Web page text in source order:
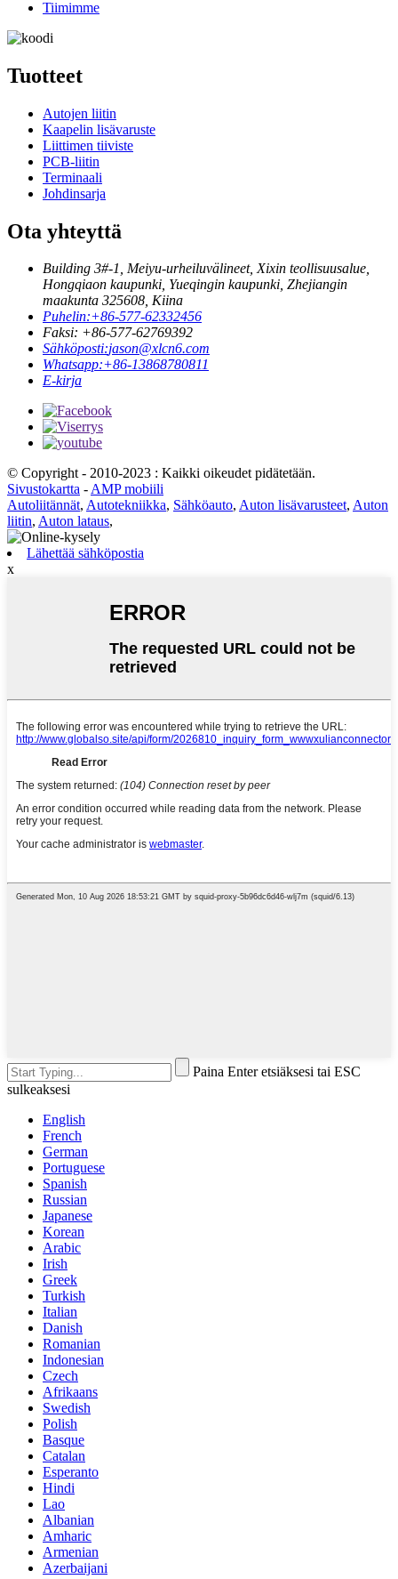
Tiimimme
Tuotteet
Autojen liitin
Kaapelin lisävaruste
Liittimen tiiviste
PCB-liitin
Terminaali
Johdinsarja
Ota yhteyttä
Building 3#-1, Meiyu-urheiluvälineet, Xixin teollisuusalue,
Hongqiaon kaupunki, Yueqingin kaupunki, Zhejiangin
maakunta 325608, Kiina
Puhelin:+86-577-62332456
Faksi: +86-577-62769392
Sähköposti:jason@xlcn6.com
Whatsapp:+86-13868780811
E-kirja
© Copyright - 2010-2023 : Kaikki oikeudet pidätetään.
Sivustokartta -AMP mobiili
Autoliitännät, Autotekniikka, Sähköauto, Auton lisävarusteet, Auton
liitin, Auton lataus,
Lähettää sähköpostia
x
Paina Enter etsiäksesi tai ESC
sulkeaksesi
English
French
German
Portuguese
Spanish
Russian
Japanese
Korean
Arabic
Irish
Greek
Turkish
Italian
Danish
Romanian
Indonesian
Czech
Afrikaans
Swedish
Polish
Basque
Catalan
Esperanto
Hindi
Lao
Albanian
Amharic
Armenian
Azerbaijani